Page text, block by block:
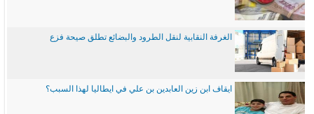
الغرفة النقابية لنقل الطرود والبضائع تطلق صيحة فزع
ايقاف ابن زين العابدين بن علي في ايطاليا لهذا السبب؟